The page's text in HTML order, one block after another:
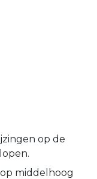
op de
middelhoog